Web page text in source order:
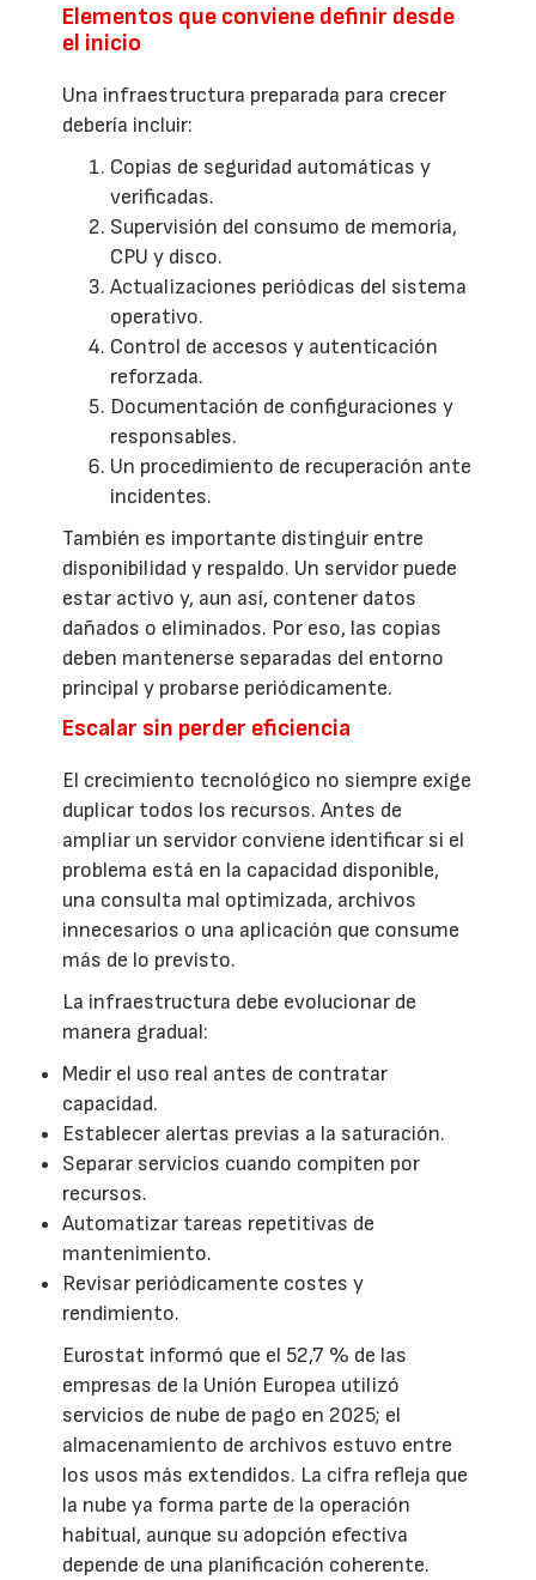
Elementos que conviene definir desde
el inicio
Una infraestructura preparada para crecer
debería incluir:
Copias de seguridad automáticas y
verificadas.
Supervisión del consumo de memoria,
CPU y disco.
Actualizaciones periódicas del sistema
operativo.
Control de accesos y autenticación
reforzada.
Documentación de configuraciones y
responsables.
Un procedimiento de recuperación ante
incidentes.
También es importante distinguir entre
disponibilidad y respaldo. Un servidor puede
estar activo y, aun así, contener datos
dañados o eliminados. Por eso, las copias
deben mantenerse separadas del entorno
principal y probarse periódicamente.
Escalar sin perder eficiencia
El crecimiento tecnológico no siempre exige
duplicar todos los recursos. Antes de
ampliar un servidor conviene identificar si el
problema está en la capacidad disponible,
una consulta mal optimizada, archivos
innecesarios o una aplicación que consume
más de lo previsto.
La infraestructura debe evolucionar de
manera gradual:
Medir el uso real antes de contratar
capacidad.
Establecer alertas previas a la saturación.
Separar servicios cuando compiten por
recursos.
Automatizar tareas repetitivas de
mantenimiento.
Revisar periódicamente costes y
rendimiento.
Eurostat informó que el 52,7 % de las
empresas de la Unión Europea utilizó
servicios de nube de pago en 2025; el
almacenamiento de archivos estuvo entre
los usos más extendidos. La cifra refleja que
la nube ya forma parte de la operación
habitual, aunque su adopción efectiva
depende de una planificación coherente.